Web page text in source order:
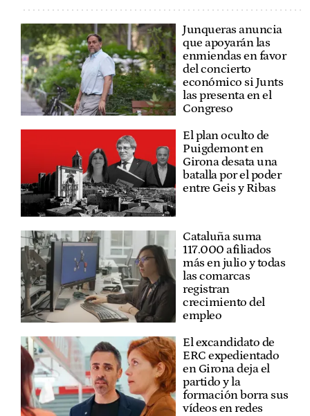
Junqueras anuncia
que apoyarán las
enmiendas en favor
del concierto
económico si Junts
las presenta en el
Congreso
El plan oculto de
Puigdemont en
Girona desata una
batalla por el poder
entre Geis y Ribas
Cataluña suma
117.000 afiliados
más en julio y todas
las comarcas
registran
crecimiento del
empleo
El excandidato de
ERC expedientado
en Girona deja el
partido y la
formación borra sus
vídeos en redes